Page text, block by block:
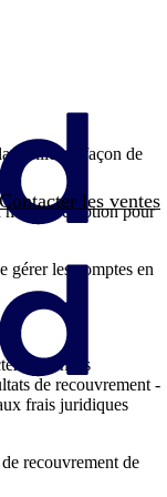
Contacter les ventes
meilleure façon de
meilleure option pour
gérer les comptes en
Journées
de recouvrement -
frais juridiques
recouvrement de